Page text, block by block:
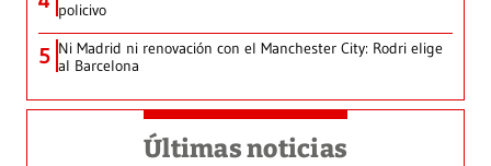
policivo
5 Ni Madrid ni renovación con el Manchester City: Rodri elige
al Barcelona
Últimas noticias